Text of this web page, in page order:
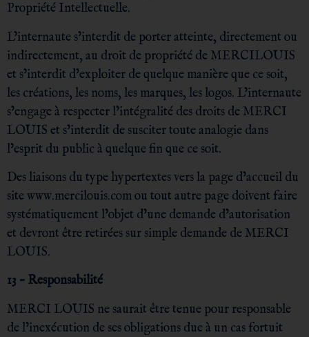
Propriété Intellectuelle.
L’internaute s’interdit de porter atteinte, directement ou
indirectement, au droit de propriété de MERCILOUIS
et s’interdit d’exploiter de quelque manière que ce soit,
les créations, les noms, les marques, les logos. L’internaute
s’engage à respecter l’intégralité des droits de MERCI
LOUIS et s’interdit de susciter toute analogie dans
l’esprit du public à quelque fin que ce soit.
Des liaisons du type hypertextes vers la page d’accueil du
site www.mercilouis.com ou tout autre page doivent faire
systématiquement l’objet d’une demande d’autorisation
et devront être retirées sur simple demande de MERCI
LOUIS.
13 – Responsabilité
MERCI LOUIS ne saurait être tenue pour responsable
de l’inexécution de ses obligations due à un cas fortuit